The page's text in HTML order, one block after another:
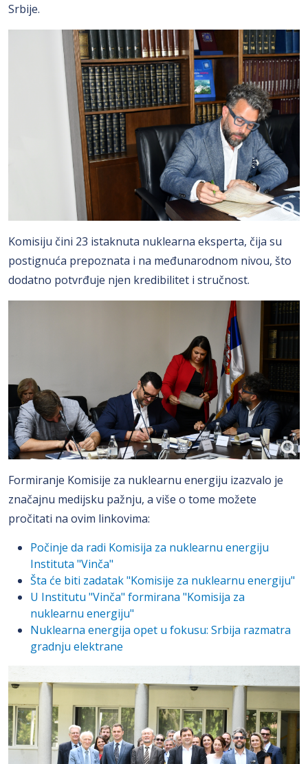
Srbije.
Komisiju čini 23 istaknuta nuklearna eksperta, čija su
postignuća prepoznata i na međunarodnom nivou, što
dodatno potvrđuje njen kredibilitet i stručnost.
Formiranje Komisije za nuklearnu energiju izazvalo je
značajnu medijsku pažnju, a više o tome možete
pročitati na ovim linkovima:
Počinje da radi Komisija za nuklearnu energiju
Instituta "Vinča"
Šta će biti zadatak "Komisije za nuklearnu energiju"
U Institutu "Vinča" formirana "Komisija za
nuklearnu energiju"
Nuklearna energija opet u fokusu: Srbija razmatra
gradnju elektrane